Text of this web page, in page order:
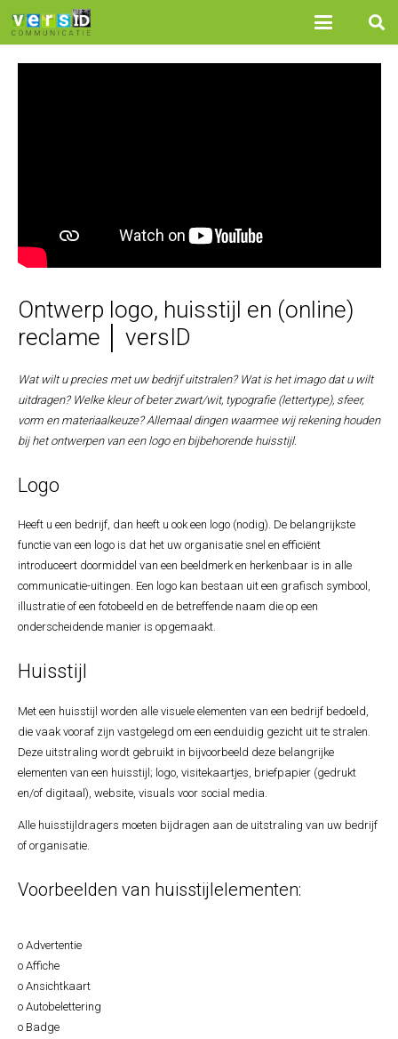
Ontwerp logo, huisstijl en (online)
reclame │ versID
Wat wilt u precies met uw bedrijf uitstralen? Wat is het imago dat u wilt
uitdragen? Welke kleur of beter zwart/wit, typografie (lettertype), sfeer,
vorm en materiaalkeuze? Allemaal dingen waarmee wij rekening houden
bij het ontwerpen van een logo en bijbehorende huisstijl.
Logo
Heeft u een bedrijf, dan heeft u ook een logo (nodig). De belangrijkste
functie van een logo is dat het uw organisatie snel en efficiënt
introduceert doormiddel van een beeldmerk en herkenbaar is in alle
communicatie-uitingen. Een logo kan bestaan uit een grafisch symbool,
illustratie of een fotobeeld en de betreffende naam die op een
onderscheidende manier is opgemaakt.
Huisstijl
Met een huisstijl worden alle visuele elementen van een bedrijf bedoeld,
die vaak vooraf zijn vastgelegd om een eenduidig gezicht uit te stralen.
Deze uitstraling wordt gebruikt in bijvoorbeeld deze belangrijke
elementen van een huisstijl; logo, visitekaartjes, briefpapier (gedrukt
en/of digitaal), website, visuals voor social media.
Alle huisstijldragers moeten bijdragen aan de uitstraling van uw bedrijf
of organisatie.
Voorbeelden van huisstijlelementen:
o Advertentie
o Affiche
o Ansichtkaart
o Autobelettering
o Badge